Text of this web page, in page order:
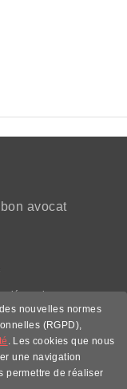
avocat
démarches
nouvelles normes
(RGPD),
. Les cookies que nous
une navigation
permettre de réaliser